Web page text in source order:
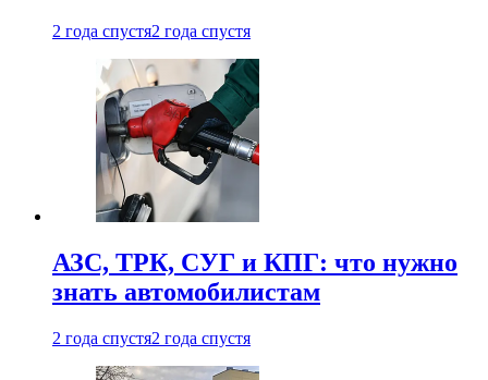
2 года спустя2 года спустя
АЗС, ТРК, СУГ и КПГ: что нужно
знать автомобилистам
2 года спустя2 года спустя